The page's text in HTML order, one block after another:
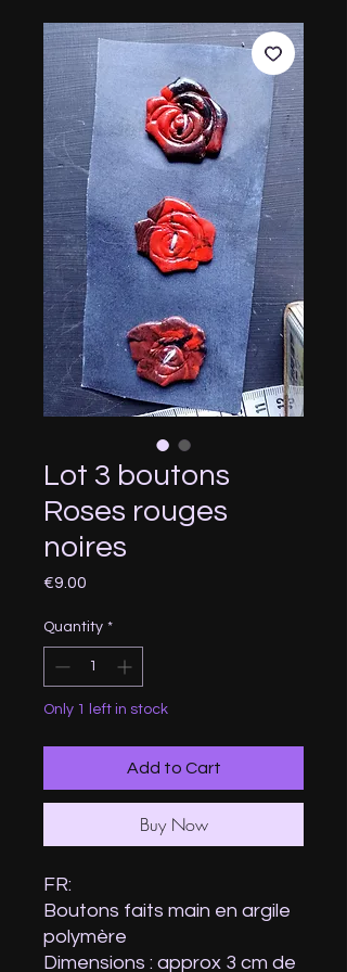
Lot 3 boutons
Roses rouges
noires
€9.00
Quantity *
Only 1 left in stock
Add to Cart
Buy Now
FR:
Boutons faits main en argile
polymère
Dimensions : approx 3 cm de